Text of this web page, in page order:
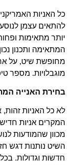
כל האניות
להתאים עצמן לנוסעים
יותר מתאימות ופחות
המתאימה ותכנון
מחופשת שיט, על
מוגבלויות. מספר
בחירת האנייה
לא כל האניות זהות,
המקרים אניות חדישות
מכוון שהמודעות
השיט נותנות דגש חזק
חדשות וגדולות. בכל